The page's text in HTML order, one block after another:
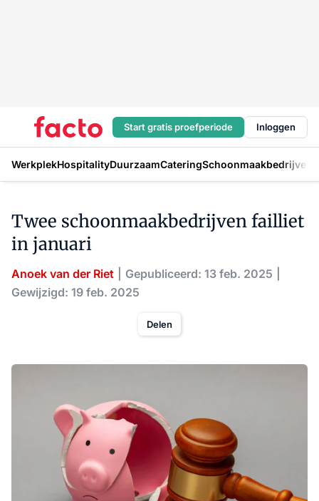
Start gratis proefperiode Inloggen
WerkplekHospitalityDuurzaamCateringSchoonmaakbedrijven
Twee schoonmaakbedrijven failliet
in januari
Anoek van der Riet
Gepubliceerd: 13 feb. 2025
Gewijzigd: 19 feb. 2025
Delen